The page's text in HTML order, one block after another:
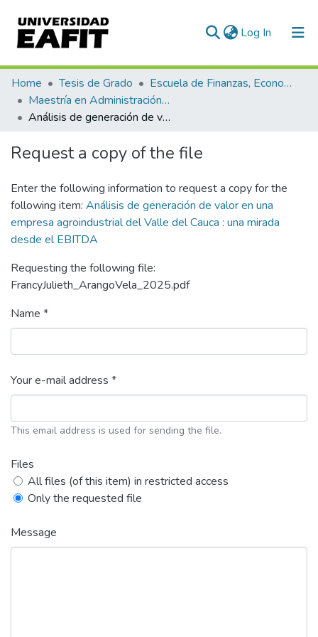
Log In (current)
Communities & Collections
All of DSpace
Home Tesis de Grado
Escuela de Finanzas, Economía y Gobierno
Maestría en Administración Financiera (tesis)
Análisis de generación de valor en una empresa agroindustrial del Valle del Cauca : una mirada desde el EBITDA
Request a copy of the file
Enter the following information to request a copy for the
following item: Análisis de generación de valor en una
empresa agroindustrial del Valle del Cauca : una mirada
desde el EBITDA
Requesting the following file:
FrancyJulieth_ArangoVela_2025.pdf
Name *
Your e-mail address *
This email address is used for sending the file.
Files
All files (of this item) in restricted access
Only the requested file
Message